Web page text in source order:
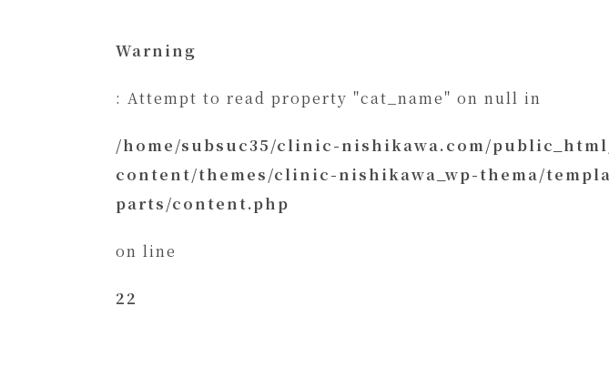
Warning
: Attempt to read property "cat_name" on null in
/home/subsuc35/clinic-nishikawa.com/
content/themes/clinic-nishikawa_wp-thema/
parts/content.php
on line
22